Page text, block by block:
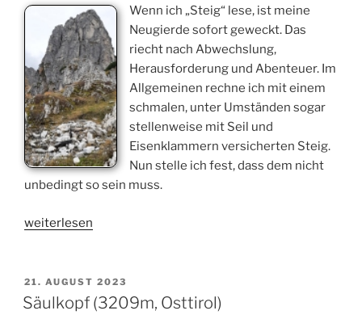
Wenn ich „Steig“ lese, ist meine
Neugierde sofort geweckt. Das
riecht nach Abwechslung,
Herausforderung und Abenteuer. Im
Allgemeinen rechne ich mit einem
schmalen, unter Umständen sogar
stellenweise mit Seil und
Eisenklammern versicherten Steig.
Nun stelle ich fest, dass dem nicht
unbedingt so sein muss.
„Pfriemesköpfl
weiterlesen
VERÖFFENTLICHT
AM
21. AUGUST 2023
Säulkopf (3209m, Osttirol)